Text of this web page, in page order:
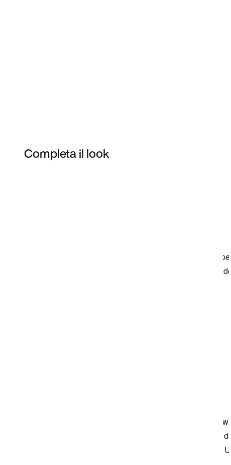
Completa il look